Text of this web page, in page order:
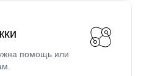
помощь или